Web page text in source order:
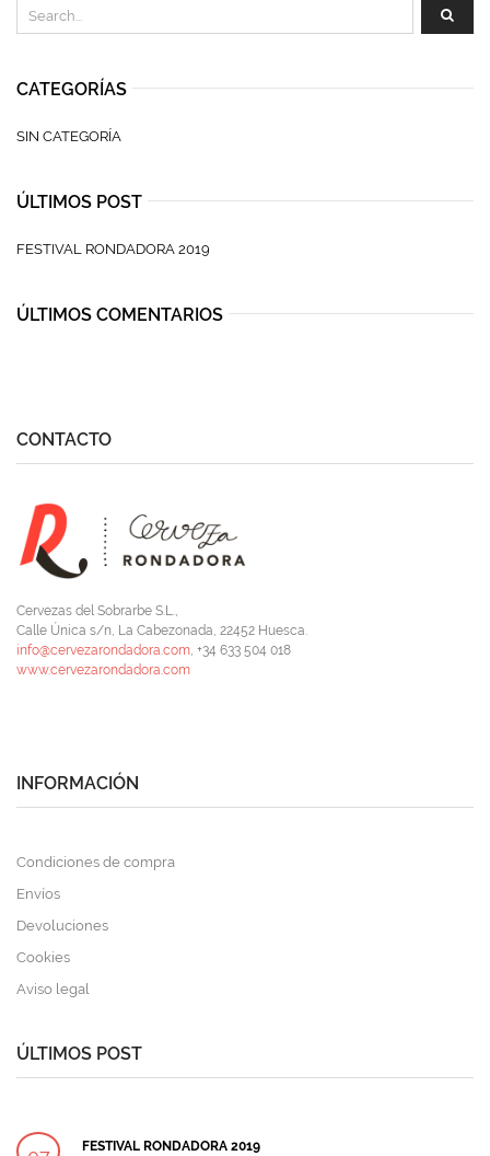
CATEGORÍAS
SIN CATEGORÍA
ÚLTIMOS POST
FESTIVAL RONDADORA 2019
ÚLTIMOS COMENTARIOS
CONTACTO
Cervezas del Sobrarbe S.L.,
Calle Única s/n, La Cabezonada, 22452 Huesca.
info@cervezarondadora.com, +34 633 504 018
www.cervezarondadora.com
INFORMACIÓN
Condiciones de compra
Envíos
Devoluciones
Cookies
Aviso legal
ÚLTIMOS POST
FESTIVAL RONDADORA 2019